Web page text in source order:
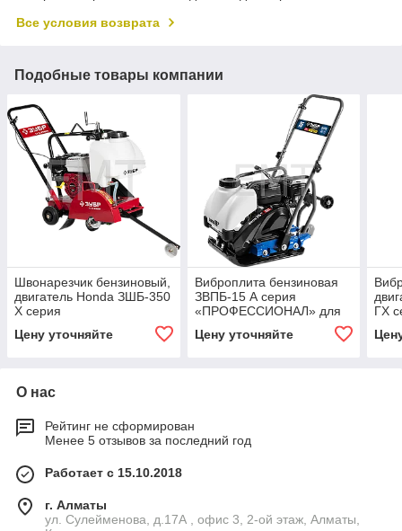
Все условия возврата
Подобные товары компании
Швонарезчик бензиновый,
двигатель Honda ЗШБ-350
Х серия
Цену уточняйте
Виброплита бензиновая
ЗВПБ-15 А серия
«ПРОФЕССИОНАЛ» для
Цену уточняйте
ГХ
О нас
Рейтинг не сформирован
Менее 5 отзывов за последний год
Работает с 15.10.2018
г. Алматы
ул. Сулейменова, д.17А , офис 3, 2-ой этаж, Алматы,